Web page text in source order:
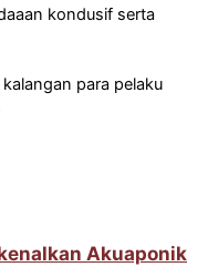
kondusif serta
para pelaku
Akuaponik